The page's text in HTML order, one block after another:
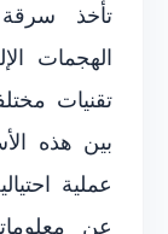
تأخذ سرقة
الهجمات
تقنيات
بين هذه
عملية
عن